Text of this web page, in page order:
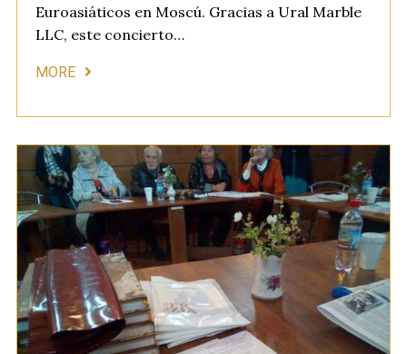
Euroasiáticos en Moscú. Gracias a Ural Marble
LLC, este concierto…
MORE